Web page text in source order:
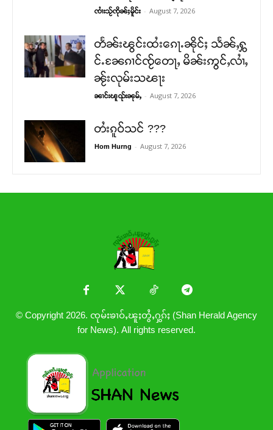
ၸၢႆးသႂ်ၸိုၼ်ႈမိူင်း - August 7, 2026
တႅၼ်းၽွင်းထႆးၵေႃႉၼိုင်ႈ သႅၼ်ႇႁွ
င်ႉၼႄၵၢင်ၸႂ်တေႃႇ မိၼ်းဢွင်ႇလၢႆႇ
ၼႂ်းလုမ်းသၽႃး
ၼၢင်းၽူၺ်းၼုမ်ႇ - August 7, 2026
တႆးၵူဝ်သင် ???
Hom Hurng - August 7, 2026
© Copyright 2026. ၸုမ်းၶၢဝ်ႇၽူႈတွႆႇႁွၵ်ႈ (Shan Herald Agency
for News). All rights reserved.